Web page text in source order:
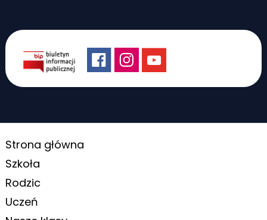
Strona główna
Szkoła
Rodzic
Uczeń